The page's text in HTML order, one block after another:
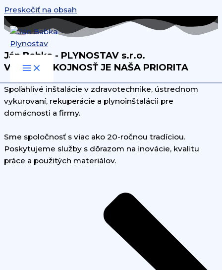
Preskočiť na obsah
Ján Babka - PLYNOSTAV s.r.o.
VAŠA SPOKOJNOSŤ JE NAŠA PRIORITA
Spoľahlivé inštalácie v zdravotechnike, ústrednom
vykurovaní, rekuperácie a plynoinštalácii pre
domácnosti a firmy.
Sme spoločnosť s viac ako 20-ročnou tradíciou.
Poskytujeme služby s dôrazom na inovácie, kvalitu
práce a použitých materiálov.